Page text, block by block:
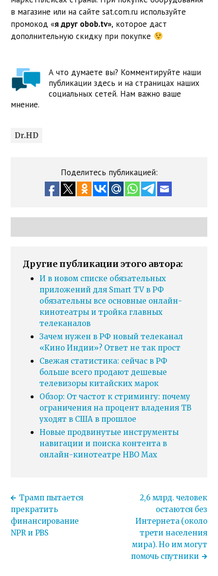
в магазине или на сайте sat.com.ru используйте
промокод «я друг obob.tv», которое даст
дополнительную скидку при покупке
А что думаете вы? Комментируйте наши
публикации здесь и на страницах наших
социальных сетей. Нам важно ваше
мнение.
Dr.HD
Поделитесь публикацией:
Другие публикации этого автора:
И в новом списке обязательных
приложений для Smart TV в РФ
обязательны все основные онлайн-
кинотеатры и тройка главных
телеканалов
Зачем нужен в РФ новый телеканал
«Кино Индии»? Ответ не так прост
Свежая статистика: сейчас в РФ
больше всего продают дешевые
телевизоры китайских марок
Обзор: От частот к стримингу: почему
ограничения на процент владения ТВ
уходят в США в прошлое
Новые продвинутые инструменты
навигации и поиска контента в
онлайн-кинотеатре HBO Max
Трамп пытается
прекратить
финансирование
NPR и PBS
2,6 млрд. человек
остаются без
Интернета (около
трети населения
мира). Но им могут
помочь спутники